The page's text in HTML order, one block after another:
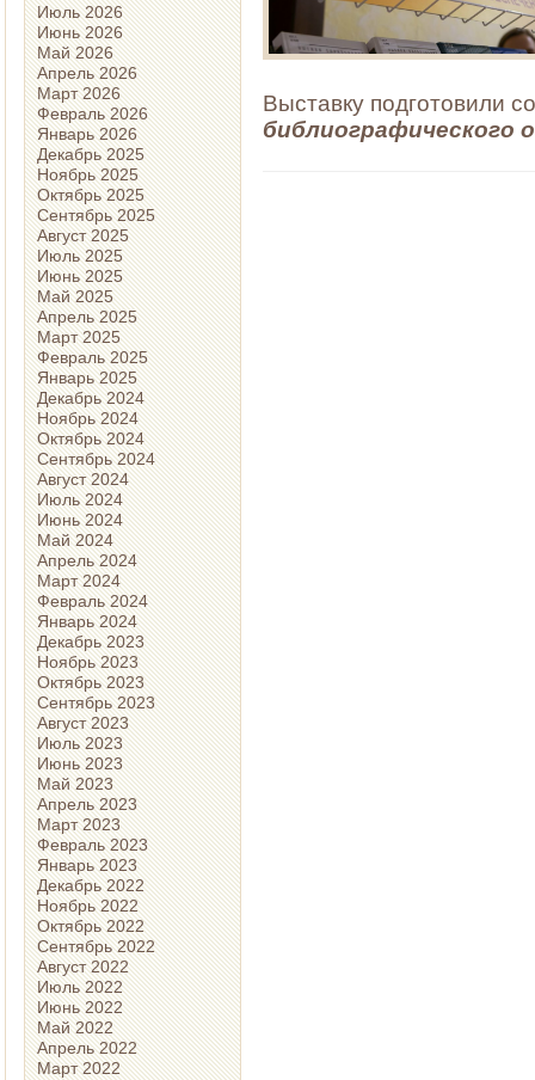
Июль 2026
Июнь 2026
Май 2026
Апрель 2026
Март 2026
Февраль 2026
Январь 2026
Декабрь 2025
Ноябрь 2025
Октябрь 2025
Сентябрь 2025
Август 2025
Июль 2025
Июнь 2025
Май 2025
Апрель 2025
Март 2025
Февраль 2025
Январь 2025
Декабрь 2024
Ноябрь 2024
Октябрь 2024
Сентябрь 2024
Август 2024
Июль 2024
Июнь 2024
Май 2024
Апрель 2024
Март 2024
Февраль 2024
Январь 2024
Декабрь 2023
Ноябрь 2023
Октябрь 2023
Сентябрь 2023
Август 2023
Июль 2023
Июнь 2023
Май 2023
Апрель 2023
Март 2023
Февраль 2023
Январь 2023
Декабрь 2022
Ноябрь 2022
Октябрь 2022
Сентябрь 2022
Август 2022
Июль 2022
Июнь 2022
Май 2022
Апрель 2022
Март 2022
Выставку подготовили
библиографического